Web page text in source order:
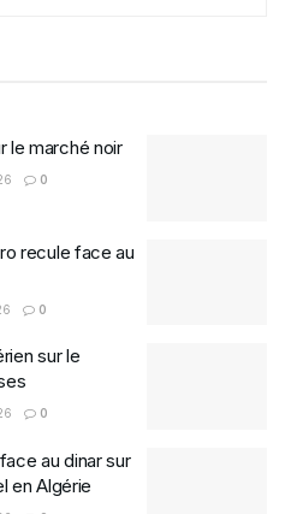
le marché noir
0
recule face au
0
sur le
0
au dinar sur
en Algérie